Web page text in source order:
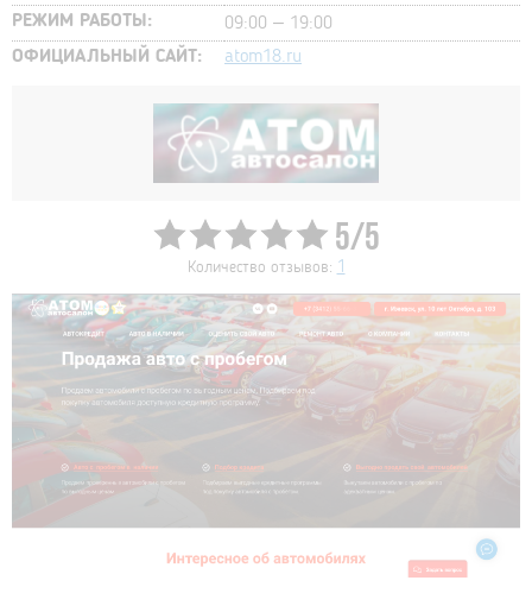
РЕЖИМ РАБОТЫ:
09:00 – 19:00
ОФИЦИАЛЬНЫЙ САЙТ:
atom18.ru
5/5
Количество отзывов: 1